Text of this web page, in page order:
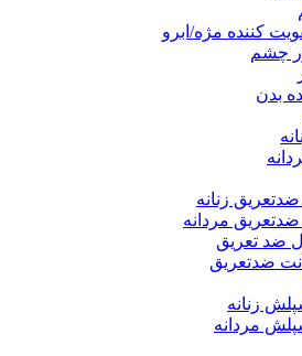
کننده مژه/ابرو
چشم
بدن
زنانه
مردانه
ضد تعریق
ضدتعریق
زنانه
مردانه